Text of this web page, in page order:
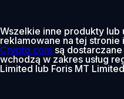
Wszelkie inne produkty lub
reklamowane na tej
Crypto.com są
wchodzą w zakres usług
Limited lub Foris MT